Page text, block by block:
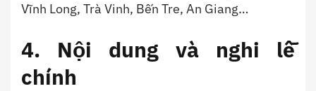
Vĩnh Long, Trà Vinh, Bến Tre, An Giang…
4. Nội dung và nghi lễ
chính